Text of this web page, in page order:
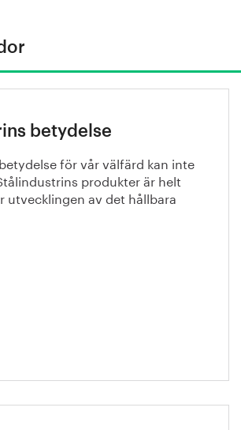
betydelse
för vår välfärd kan inte
produkter är helt
utvecklingen av det hållbara